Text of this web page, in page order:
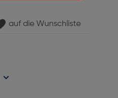
auf die Wunschliste